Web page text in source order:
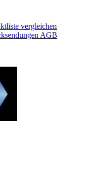
vergleichen
AGB